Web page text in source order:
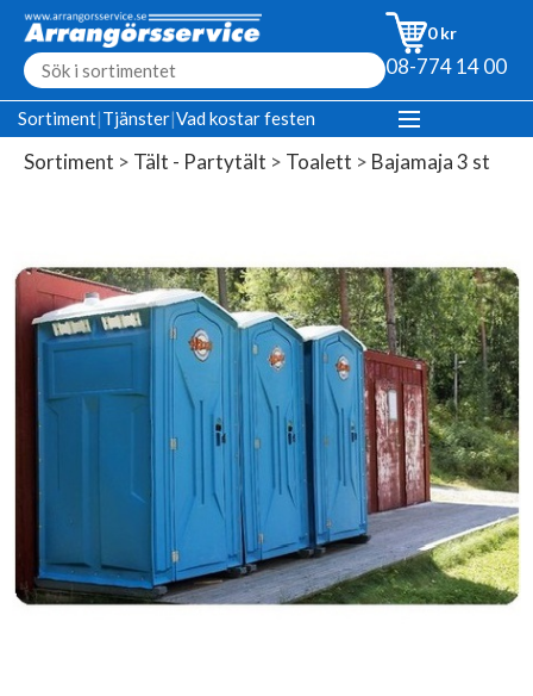
0 kr
08-774 14 00
Sortiment|Tjänster|Vad kostar festen
Sortiment > Tält - Partytält > Toalett > Bajamaja 3 st